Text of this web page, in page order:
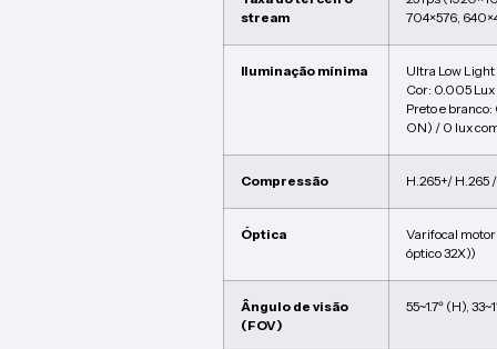
stream
704×576,
Iluminação mínima
Ultra Low
Cor: 0.005 Lux
Preto e branco:
ON) / 0 lux
Compressão H.265+/ H.265
Óptica
Varifocal
óptico 32X))
Ângulo de visão
(FOV)
55~1.7º (H),